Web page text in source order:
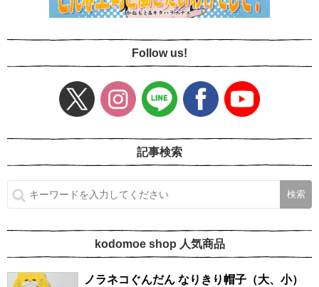
Follow us!
記事検索
kodomoe shop 人気商品
ノラネコぐんだん なりきり帽子（大、小）